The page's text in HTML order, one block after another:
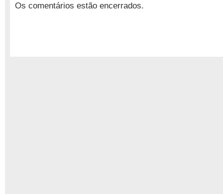
Os comentários estão encerrados.